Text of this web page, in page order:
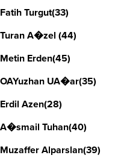
Fatih Turgut(33)
Turan A�zel (44)
Metin Erden(45)
OAYuzhan UA�ar(35)
Erdil Azen(28)
A�smail Tuhan(40)
Muzaffer Alparslan(39)